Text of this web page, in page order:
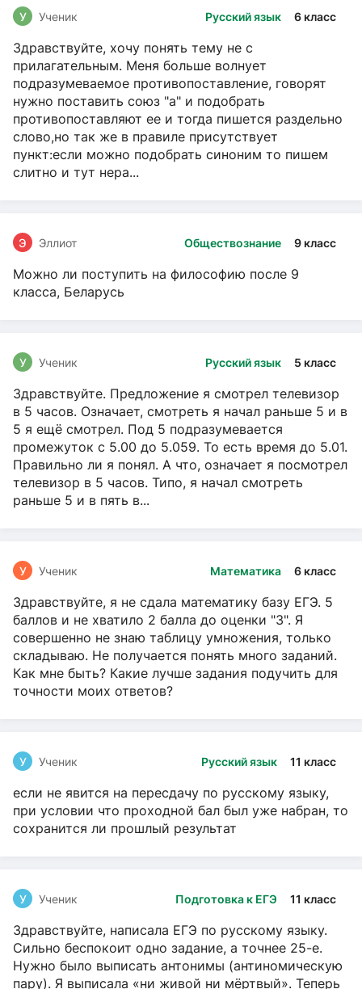
Русский язык 6 класс
У Ученик
Здравствуйте, хочу понять тему не с
прилагательным. Меня больше волнует
подразумеваемое противопоставление, говорят
нужно поставить союз "а" и подобрать
противопоставляют ее и тогда пишется раздельно
слово,но так же в правиле присутствует
пункт:если можно подобрать синоним то пишем
слитно и тут нера...
Обществознание 9 класс
Э Эллиот
Можно ли поступить на философию после 9
класса, Беларусь
Русский язык 5 класс
У Ученик
Здравствуйте. Предложение я смотрел телевизор
в 5 часов. Означает, смотреть я начал раньше 5 и в
5 я ещё смотрел. Под 5 подразумевается
промежуток с 5.00 до 5.059. То есть время до 5.01.
Правильно ли я понял. А что, означает я посмотрел
телевизор в 5 часов. Типо, я начал смотреть
раньше 5 и в пять в...
Математика 6 класс
У Ученик
Здравствуйте, я не сдала математику базу ЕГЭ. 5
баллов и не хватило 2 балла до оценки "3". Я
совершенно не знаю таблицу умножения, только
складываю. Не получается понять много заданий.
Как мне быть? Какие лучше задания подучить для
точности моих ответов?
Русский язык 11 класс
У Ученик
если не явится на пересдачу по русскому языку,
при условии что проходной бал был уже набран, то
сохранится ли прошлый результат
Подготовка к ЕГЭ 11 класс
У Ученик
Здравствуйте, написала ЕГЭ по русскому языку.
Сильно беспокоит одно задание, а точнее 25-е.
Нужно было выписать антонимы (антиномическую
пару). Я выписала «ни живой ни мёртвый». Теперь